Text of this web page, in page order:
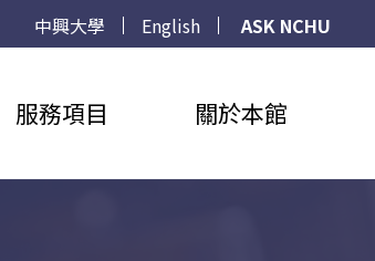
中興大學 English
ASK NCHU
服務項目 關於本館